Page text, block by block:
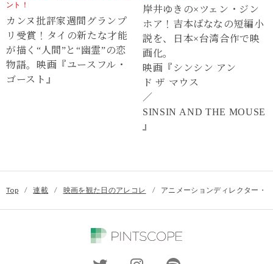
ント！
カンヌ批評家週間グランプ
リ受賞！タイの新たな才能
が描く“⼈間”と“幽霊”の恋
物語。映画『ユースフル・
ゴースト』
岸井ゆきの×ツェン・ジン
ホア！吉本ばななの短編小
説を、日本×台湾合作で映
画化。
映画『シンシン アン
ド ザ マウス
／
SINSIN AND THE MOUSE
』
Top / 連載 / 映画を観た日のアレコレ / アニメーションディレクター